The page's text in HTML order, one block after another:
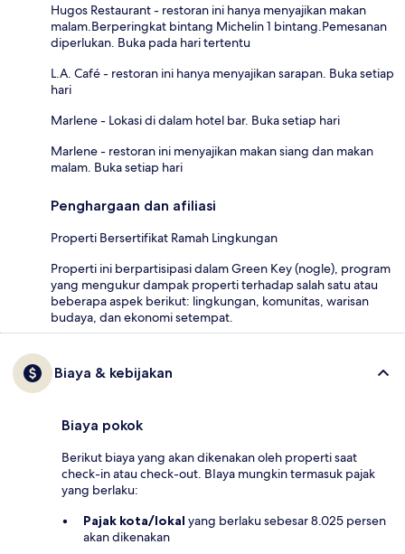
Hugos Restaurant - restoran ini hanya menyajikan makan
malam.Berperingkat bintang Michelin 1 bintang.Pemesanan
diperlukan. Buka pada hari tertentu
L.A. Café - restoran ini hanya menyajikan sarapan. Buka setiap
hari
Marlene - Lokasi di dalam hotel bar. Buka setiap hari
Marlene - restoran ini menyajikan makan siang dan makan
malam. Buka setiap hari
Penghargaan dan afiliasi
Properti Bersertifikat Ramah Lingkungan
Properti ini berpartisipasi dalam Green Key (nogle), program
yang mengukur dampak properti terhadap salah satu atau
beberapa aspek berikut: lingkungan, komunitas, warisan
budaya, dan ekonomi setempat.
Biaya & kebijakan
Biaya pokok
Berikut biaya yang akan dikenakan oleh properti saat
check-in atau check-out. BIaya mungkin termasuk pajak
yang berlaku:
Pajak kota/lokal yang berlaku sebesar 8.025 persen
akan dikenakan